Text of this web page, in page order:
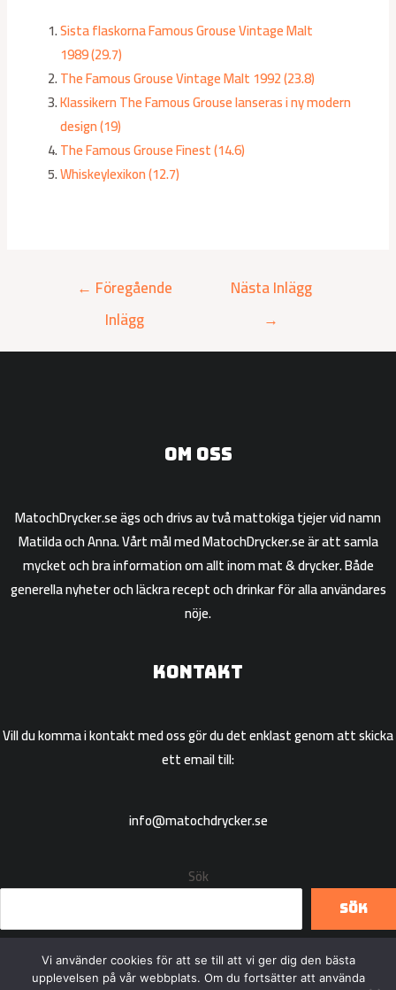
Sista flaskorna Famous Grouse Vintage Malt
1989 (29.7)
The Famous Grouse Vintage Malt 1992 (23.8)
Klassikern The Famous Grouse lanseras i ny modern
design (19)
The Famous Grouse Finest (14.6)
Whiskeylexikon (12.7)
← Föregående
Inlägg
Nästa Inlägg
→
Om oss
MatochDrycker.se ägs och drivs av två mattokiga tjejer vid namn
Matilda och Anna. Vårt mål med MatochDrycker.se är att samla
mycket och bra information om allt inom mat & drycker. Både
generella nyheter och läckra recept och drinkar för alla användares
nöje.
Kontakt
Vill du komma i kontakt med oss gör du det enklast genom att skicka
ett email till:
info@matochdrycker.se
Sök
Sök
Vi använder cookies för att se till att vi ger dig den bästa
upplevelsen på vår webbplats. Om du fortsätter att använda